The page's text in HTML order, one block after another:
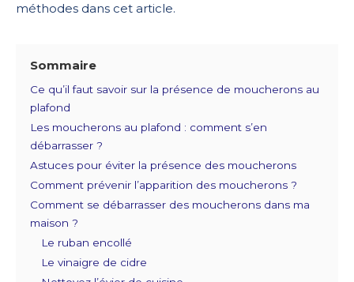
méthodes dans cet article.
Sommaire
Ce qu’il faut savoir sur la présence de moucherons au
plafond
Les moucherons au plafond : comment s’en
débarrasser ?
Astuces pour éviter la présence des moucherons
Comment prévenir l’apparition des moucherons ?
Comment se débarrasser des moucherons dans ma
maison ?
Le ruban encollé
Le vinaigre de cidre